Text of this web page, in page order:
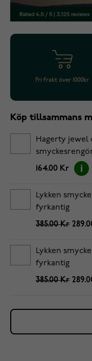
Fri frakt över 1000kr
Köp tillsammans
Hagerty jewel
164.00 Kr
Lykken
fyrkantig
385.00 Kr
Lykken
fyrkantig
385.00 Kr